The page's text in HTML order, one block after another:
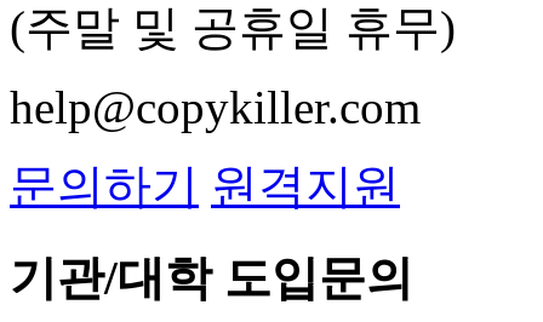
(주말 및 공휴일 휴무)
help@copykiller.com
문의하기 원격지원
기관/대학 도입문의